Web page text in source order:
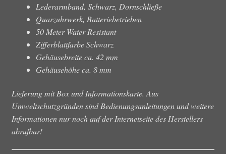
Lederarmband, Schwarz, Dornschließe
Quarzuhrwerk, Batteriebetrieben
50 Meter Water Resistant
Zifferblattfarbe Schwarz
Gehäusebreite ca. 42 mm
Gehäusehöhe ca. 8 mm
Lieferung mit Box und Informationskarte. Aus
Umweltschutzgründen sind Bedienungsanleitungen und weitere
Informationen nur noch auf der Internetseite des Herstellers
abrufbar!